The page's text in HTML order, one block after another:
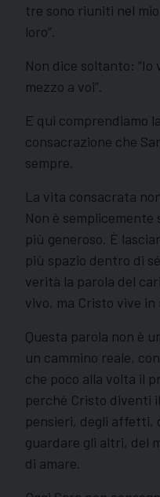
tre sono riuniti nel
loro”.
Non dice soltanto: “Io
mezzo a voi”.
E qui comprendiamo
consacrazione che
sempre.
La vita consacrata
Non è
più generoso. È
più spazio dentro di
verità la parola del
vivo, ma Cristo vive in
Questa parola non è
un cammino reale,
che poco alla volta il
perché Cristo diventi
pensieri, degli affetti,
guardare gli altri, del
di amare.